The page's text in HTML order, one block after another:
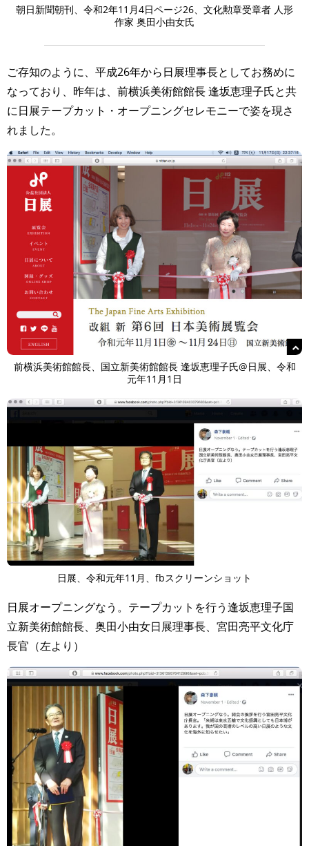
ART WORLD CULTURAL ESSAYS POP CULTURE JP-SOCIETY
POLITICS REVIEWS ARTICLES
朝日新聞朝刊、令和2年11月4日ページ26、文化勲章受章者 人形
作家 奥田小由女氏
ご存知のように、平成26年から日展理事長としてお務めに
なっており、昨年は、前横浜美術館館長 逢坂恵理子氏と共
に日展テープカット・オープニングセレモニーで姿を現さ
れました。
前横浜美術館館長、国立新美術館館長 逢坂恵理子氏@日展、令和
元年11月1日
日展、令和元年11月、fbスクリーンショット
日展オープニングなう。テープカットを行う逢坂恵理子国
立新美術館館長、奥田小由女日展理事長、宮田亮平文化庁
長官（左より）